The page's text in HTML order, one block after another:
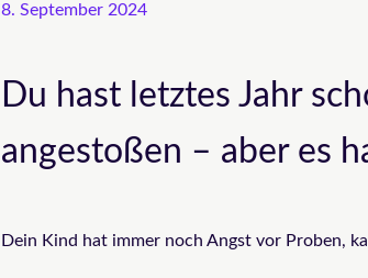
8. September 2024
Du hast letztes Jahr
angestoßen – aber es
Dein Kind hat immer noch Angst vor Proben,